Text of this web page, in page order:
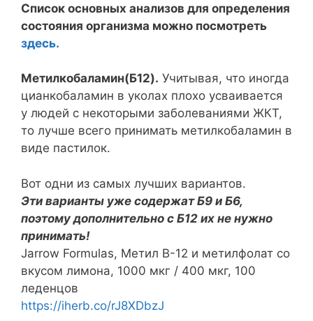
Список основных анализов для определения
состояния организма можно посмотреть
здесь.
Метилкобаламин(Б12). Учитывая, что иногда
цианкобаламин в уколах плохо усваивается
у людей с некоторыми заболеваниями ЖКТ,
то лучше всего принимать метилкобаламин в
виде пастилок.
Вот одни из самых лучших вариантов.
Эти варианты уже содержат Б9 и Б6,
поэтому дополнительно с Б12 их не нужно
принимать!
Jarrow Formulas, Метил B-12 и метилфолат со
вкусом лимона, 1000 мкг / 400 мкг, 100
леденцов
https://iherb.co/rJ8XDbzJ